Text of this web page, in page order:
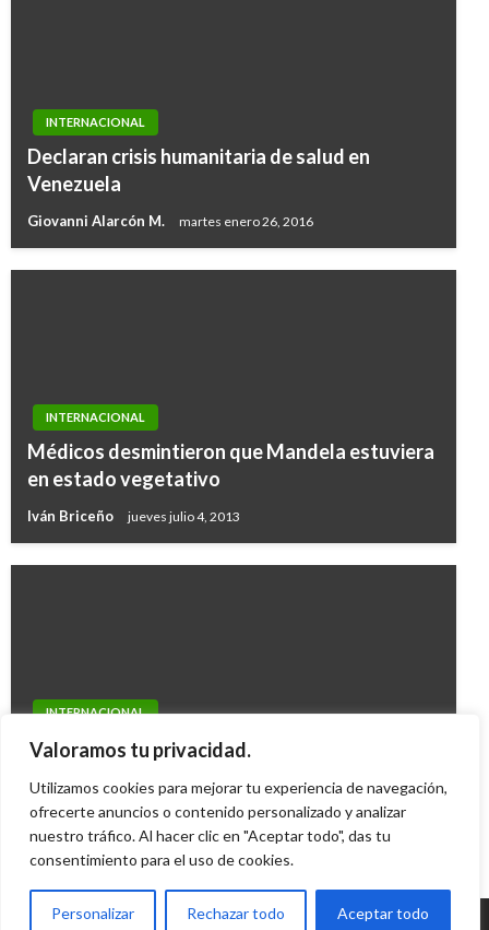
Valoramos tu privacidad.
Utilizamos cookies para mejorar tu experiencia de navegación,
ofrecerte anuncios o contenido personalizado y analizar
nuestro tráfico. Al hacer clic en "Aceptar todo", das tu
consentimiento para el uso de cookies.
Personalizar Rechazar todo Aceptar todo
INTERNACIONAL
Declaran crisis humanitaria de salud en
Venezuela
Giovanni Alarcón M. martes enero 26, 2016
INTERNACIONAL
Médicos desmintieron que Mandela estuviera
en estado vegetativo
Iván Briceño jueves julio 4, 2013
INTERNACIONAL
Canal de Panamá opera con «normalidad» tras
Manuel Reyes Beltran lunes enero 25, 2016